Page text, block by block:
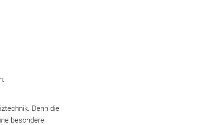
Denn die
besondere